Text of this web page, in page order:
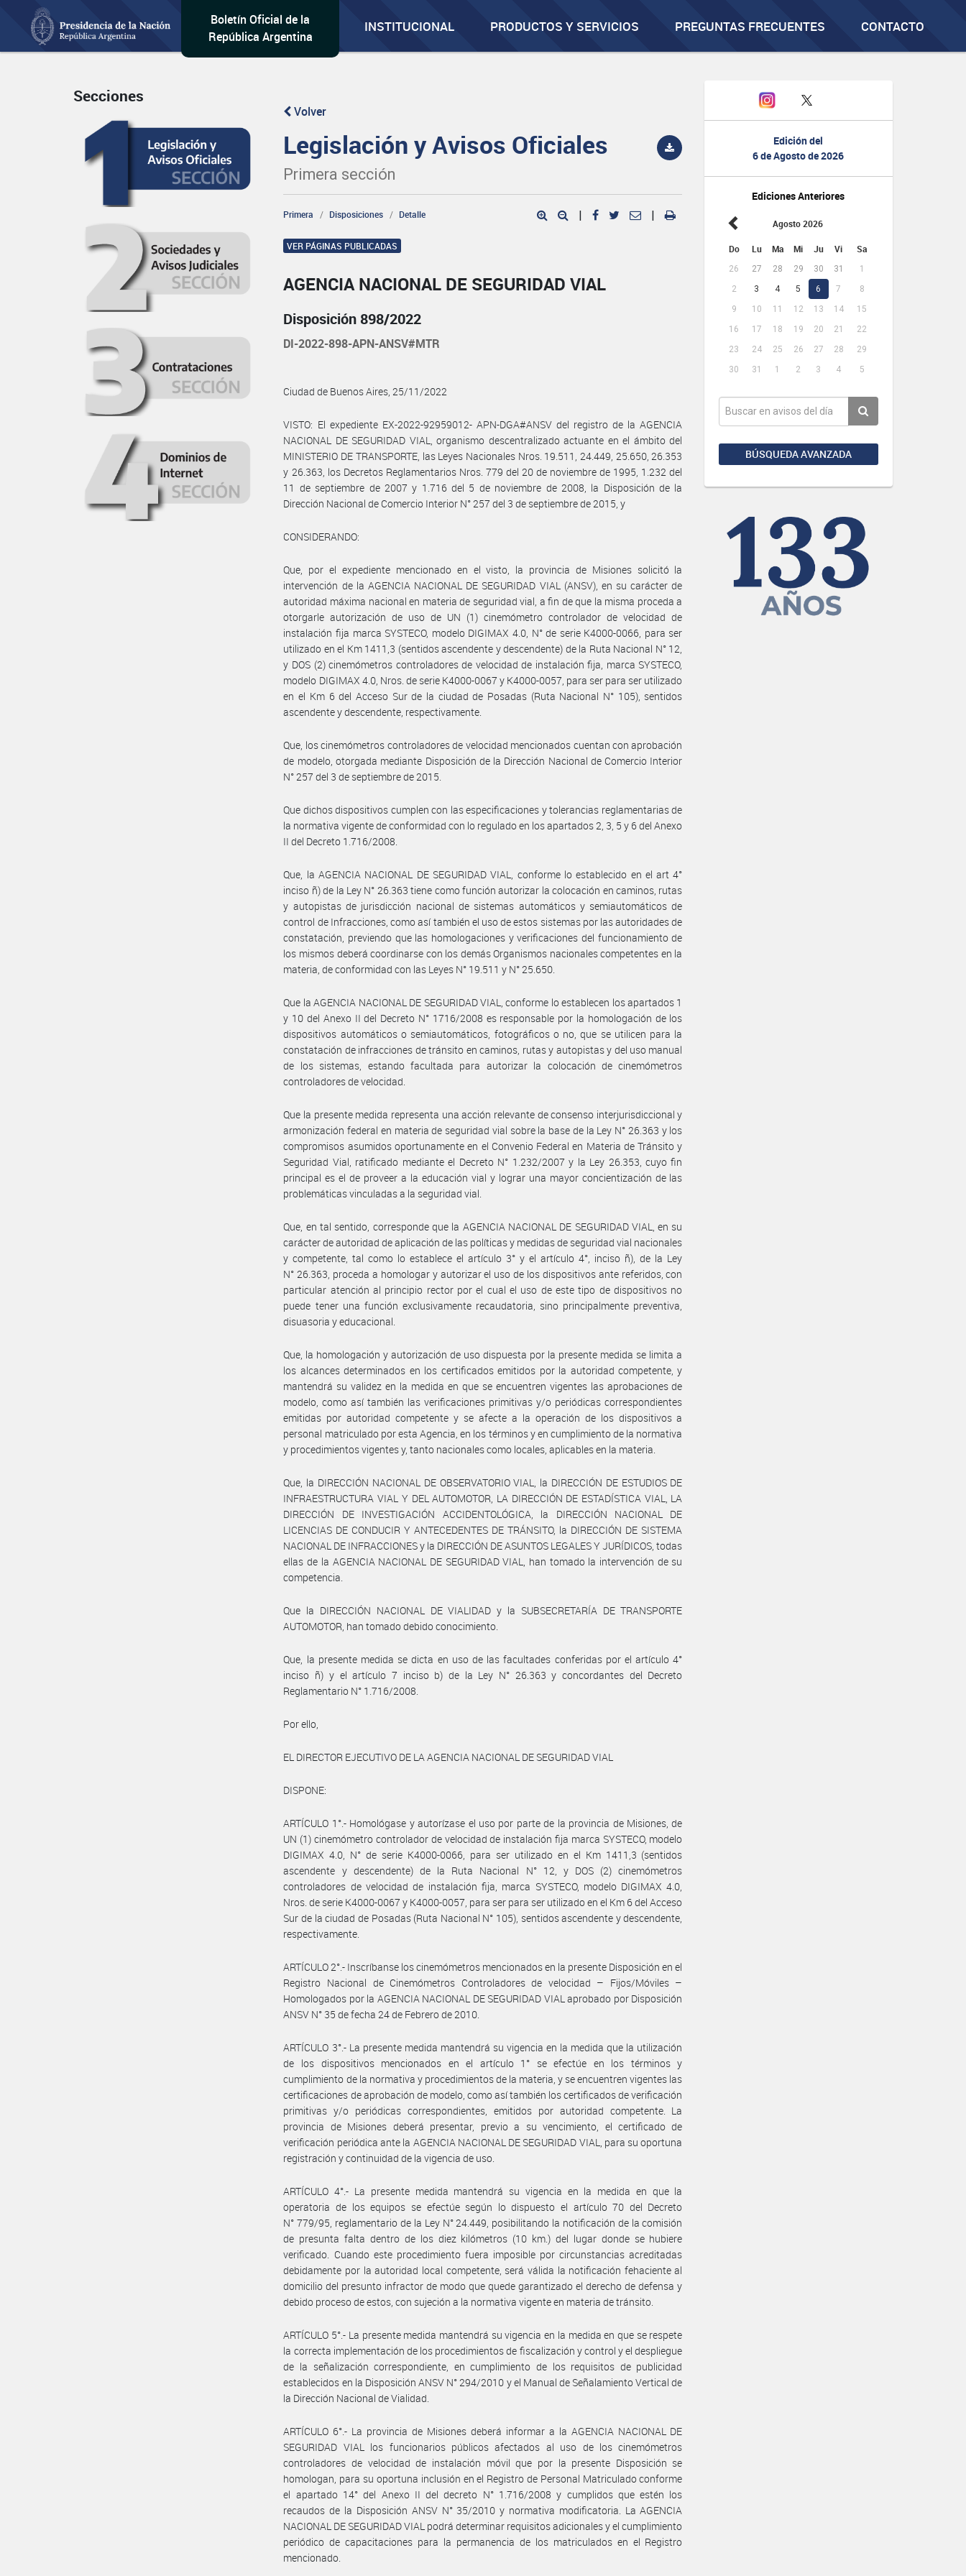
Boletín Oficial de la
República Argentina
INSTITUCIONAL PRODUCTOS Y SERVICIOS PREGUNTAS FRECUENTES CONTACTO
Edición del
6 de Agosto de 2026
Ediciones Anteriores
Agosto 2026
Do Lu Ma Mi Ju Vi Sa
26 27 28 29 30 31
1
2
3 4 5 6 7
8
9
10 11 12 13 14
15
16
17 18 19 20 21
22
23
24 25 26 27 28
29
30
31 1 2 3 4 5
BÚSQUEDA AVANZADA
Secciones
Volver
Legislación y Avisos Oficiales
Primera sección
Primera Disposiciones Detalle | |
VER PÁGINAS PUBLICADAS
AGENCIA NACIONAL DE SEGURIDAD VIAL
Disposición 898/2022
DI-2022-898-APN-ANSV#MTR
Ciudad de Buenos Aires, 25/11/2022
VISTO: El expediente EX-2022-92959012- APN-DGA#ANSV del registro de la AGENCIA
NACIONAL DE SEGURIDAD VIAL, organismo descentralizado actuante en el ámbito del
MINISTERIO DE TRANSPORTE, las Leyes Nacionales Nros. 19.511, 24.449, 25.650, 26.353
y 26.363, los Decretos Reglamentarios Nros. 779 del 20 de noviembre de 1995, 1.232 del
11 de septiembre de 2007 y 1.716 del 5 de noviembre de 2008, la Disposición de la
Dirección Nacional de Comercio Interior N° 257 del 3 de septiembre de 2015, y
CONSIDERANDO:
Que, por el expediente mencionado en el visto, la provincia de Misiones solicitó la
intervención de la AGENCIA NACIONAL DE SEGURIDAD VIAL (ANSV), en su carácter de
autoridad máxima nacional en materia de seguridad vial, a fin de que la misma proceda a
otorgarle autorización de uso de UN (1) cinemómetro controlador de velocidad de
instalación fija marca SYSTECO, modelo DIGIMAX 4.0, N° de serie K4000-0066, para ser
utilizado en el Km 1411,3 (sentidos ascendente y descendente) de la Ruta Nacional N° 12,
y DOS (2) cinemómetros controladores de velocidad de instalación fija, marca SYSTECO,
modelo DIGIMAX 4.0, Nros. de serie K4000-0067 y K4000-0057, para ser para ser utilizado
en el Km 6 del Acceso Sur de la ciudad de Posadas (Ruta Nacional N° 105), sentidos
ascendente y descendente, respectivamente.
Que, los cinemómetros controladores de velocidad mencionados cuentan con aprobación
de modelo, otorgada mediante Disposición de la Dirección Nacional de Comercio Interior
N° 257 del 3 de septiembre de 2015.
Que dichos dispositivos cumplen con las especificaciones y tolerancias reglamentarias de
la normativa vigente de conformidad con lo regulado en los apartados 2, 3, 5 y 6 del Anexo
II del Decreto 1.716/2008.
Que, la AGENCIA NACIONAL DE SEGURIDAD VIAL, conforme lo establecido en el art 4°
inciso ñ) de la Ley N° 26.363 tiene como función autorizar la colocación en caminos, rutas
y autopistas de jurisdicción nacional de sistemas automáticos y semiautomáticos de
control de Infracciones, como así también el uso de estos sistemas por las autoridades de
constatación, previendo que las homologaciones y verificaciones del funcionamiento de
los mismos deberá coordinarse con los demás Organismos nacionales competentes en la
materia, de conformidad con las Leyes N° 19.511 y N° 25.650.
Que la AGENCIA NACIONAL DE SEGURIDAD VIAL, conforme lo establecen los apartados 1
y 10 del Anexo II del Decreto N° 1716/2008 es responsable por la homologación de los
dispositivos automáticos o semiautomáticos, fotográficos o no, que se utilicen para la
constatación de infracciones de tránsito en caminos, rutas y autopistas y del uso manual
de los sistemas, estando facultada para autorizar la colocación de cinemómetros
controladores de velocidad.
Que la presente medida representa una acción relevante de consenso interjurisdiccional y
armonización federal en materia de seguridad vial sobre la base de la Ley N° 26.363 y los
compromisos asumidos oportunamente en el Convenio Federal en Materia de Tránsito y
Seguridad Vial, ratificado mediante el Decreto N° 1.232/2007 y la Ley 26.353, cuyo fin
principal es el de proveer a la educación vial y lograr una mayor concientización de las
problemáticas vinculadas a la seguridad vial.
Que, en tal sentido, corresponde que la AGENCIA NACIONAL DE SEGURIDAD VIAL, en su
carácter de autoridad de aplicación de las políticas y medidas de seguridad vial nacionales
y competente, tal como lo establece el artículo 3° y el artículo 4°, inciso ñ), de la Ley
N° 26.363, proceda a homologar y autorizar el uso de los dispositivos ante referidos, con
particular atención al principio rector por el cual el uso de este tipo de dispositivos no
puede tener una función exclusivamente recaudatoria, sino principalmente preventiva,
disuasoria y educacional.
Que, la homologación y autorización de uso dispuesta por la presente medida se limita a
los alcances determinados en los certificados emitidos por la autoridad competente, y
mantendrá su validez en la medida en que se encuentren vigentes las aprobaciones de
modelo, como así también las verificaciones primitivas y/o periódicas correspondientes
emitidas por autoridad competente y se afecte a la operación de los dispositivos a
personal matriculado por esta Agencia, en los términos y en cumplimiento de la normativa
y procedimientos vigentes y, tanto nacionales como locales, aplicables en la materia.
Que, la DIRECCIÓN NACIONAL DE OBSERVATORIO VIAL, la DIRECCIÓN DE ESTUDIOS DE
INFRAESTRUCTURA VIAL Y DEL AUTOMOTOR, LA DIRECCIÓN DE ESTADÍSTICA VIAL, LA
DIRECCIÓN DE INVESTIGACIÓN ACCIDENTOLÓGICA, la DIRECCIÓN NACIONAL DE
LICENCIAS DE CONDUCIR Y ANTECEDENTES DE TRÁNSITO, la DIRECCIÓN DE SISTEMA
NACIONAL DE INFRACCIONES y la DIRECCIÓN DE ASUNTOS LEGALES Y JURÍDICOS, todas
ellas de la AGENCIA NACIONAL DE SEGURIDAD VIAL, han tomado la intervención de su
competencia.
Que la DIRECCIÓN NACIONAL DE VIALIDAD y la SUBSECRETARÍA DE TRANSPORTE
AUTOMOTOR, han tomado debido conocimiento.
Que, la presente medida se dicta en uso de las facultades conferidas por el artículo 4°
inciso ñ) y el artículo 7 inciso b) de la Ley N° 26.363 y concordantes del Decreto
Reglamentario N° 1.716/2008.
Por ello,
EL DIRECTOR EJECUTIVO DE LA AGENCIA NACIONAL DE SEGURIDAD VIAL
DISPONE:
ARTÍCULO 1°.- Homológase y autorízase el uso por parte de la provincia de Misiones, de
UN (1) cinemómetro controlador de velocidad de instalación fija marca SYSTECO, modelo
DIGIMAX 4.0, N° de serie K4000-0066, para ser utilizado en el Km 1411,3 (sentidos
ascendente y descendente) de la Ruta Nacional N° 12, y DOS (2) cinemómetros
controladores de velocidad de instalación fija, marca SYSTECO, modelo DIGIMAX 4.0,
Nros. de serie K4000-0067 y K4000-0057, para ser para ser utilizado en el Km 6 del Acceso
Sur de la ciudad de Posadas (Ruta Nacional N° 105), sentidos ascendente y descendente,
respectivamente.
ARTÍCULO 2°.- Inscríbanse los cinemómetros mencionados en la presente Disposición en el
Registro Nacional de Cinemómetros Controladores de velocidad – Fijos/Móviles –
Homologados por la AGENCIA NACIONAL DE SEGURIDAD VIAL aprobado por Disposición
ANSV N° 35 de fecha 24 de Febrero de 2010.
ARTÍCULO 3°.- La presente medida mantendrá su vigencia en la medida que la utilización
de los dispositivos mencionados en el artículo 1° se efectúe en los términos y
cumplimiento de la normativa y procedimientos de la materia, y se encuentren vigentes las
certificaciones de aprobación de modelo, como así también los certificados de verificación
primitivas y/o periódicas correspondientes, emitidos por autoridad competente. La
provincia de Misiones deberá presentar, previo a su vencimiento, el certificado de
verificación periódica ante la AGENCIA NACIONAL DE SEGURIDAD VIAL, para su oportuna
registración y continuidad de la vigencia de uso.
ARTÍCULO 4°.- La presente medida mantendrá su vigencia en la medida en que la
operatoria de los equipos se efectúe según lo dispuesto el artículo 70 del Decreto
N° 779/95, reglamentario de la Ley N° 24.449, posibilitando la notificación de la comisión
de presunta falta dentro de los diez kilómetros (10 km.) del lugar donde se hubiere
verificado. Cuando este procedimiento fuera imposible por circunstancias acreditadas
debidamente por la autoridad local competente, será válida la notificación fehaciente al
domicilio del presunto infractor de modo que quede garantizado el derecho de defensa y
debido proceso de estos, con sujeción a la normativa vigente en materia de tránsito.
ARTÍCULO 5°.- La presente medida mantendrá su vigencia en la medida en que se respete
la correcta implementación de los procedimientos de fiscalización y control y el despliegue
de la señalización correspondiente, en cumplimiento de los requisitos de publicidad
establecidos en la Disposición ANSV N° 294/2010 y el Manual de Señalamiento Vertical de
la Dirección Nacional de Vialidad.
ARTÍCULO 6°.- La provincia de Misiones deberá informar a la AGENCIA NACIONAL DE
SEGURIDAD VIAL los funcionarios públicos afectados al uso de los cinemómetros
controladores de velocidad de instalación móvil que por la presente Disposición se
homologan, para su oportuna inclusión en el Registro de Personal Matriculado conforme
el apartado 14° del Anexo II del decreto N° 1.716/2008 y cumplidos que estén los
recaudos de la Disposición ANSV N° 35/2010 y normativa modificatoria. La AGENCIA
NACIONAL DE SEGURIDAD VIAL podrá determinar requisitos adicionales y el cumplimiento
periódico de capacitaciones para la permanencia de los matriculados en el Registro
mencionado.